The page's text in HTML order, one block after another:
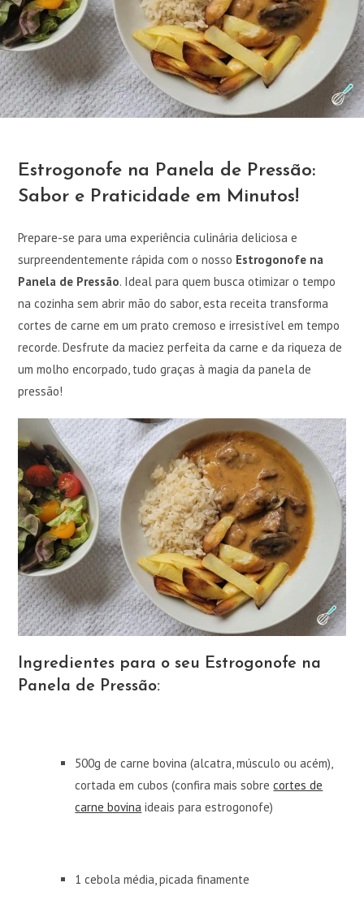
Estrogonofe na Panela de Pressão:
Sabor e Praticidade em Minutos!
Prepare-se para uma experiência culinária deliciosa e
surpreendentemente rápida com o nosso Estrogonofe na
Panela de Pressão. Ideal para quem busca otimizar o tempo
na cozinha sem abrir mão do sabor, esta receita transforma
cortes de carne em um prato cremoso e irresistível em tempo
recorde. Desfrute da maciez perfeita da carne e da riqueza de
um molho encorpado, tudo graças à magia da panela de
pressão!
Ingredientes para o seu Estrogonofe na
Panela de Pressão:
500g de carne bovina (alcatra, músculo ou acém),
cortada em cubos (confira mais sobrecortes de
carne bovina ideais para estrogonofe)
1 cebola média, picada finamente